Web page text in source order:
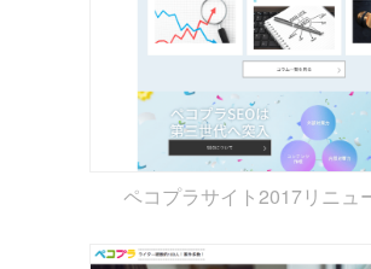
ペコプラサイト2017リニュ